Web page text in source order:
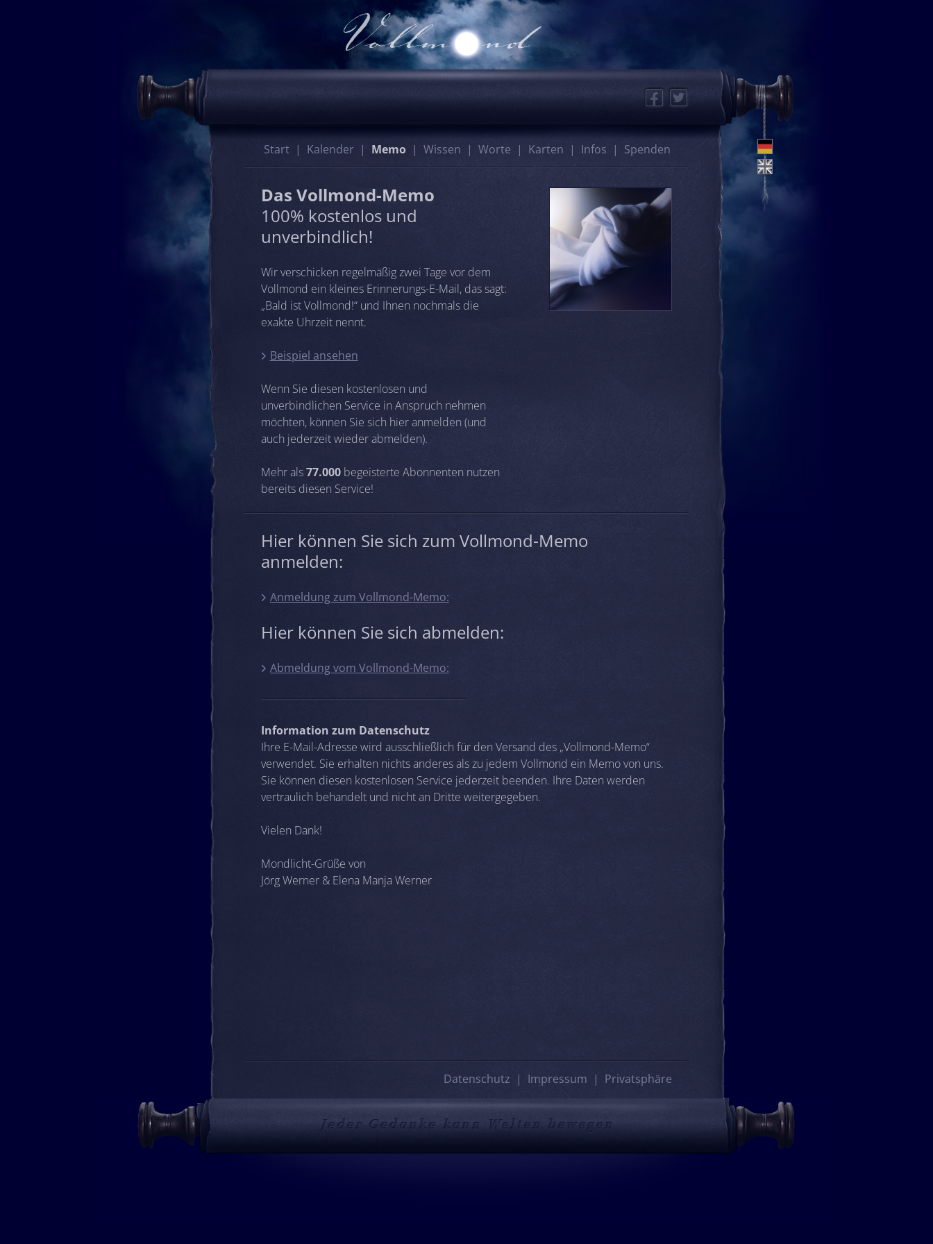
Facebook
Twitter
Start Kalender Memo Wissen Worte Karten Infos Spenden
Das Vollmond-Memo
100% kostenlos und
unverbindlich!
Wir verschicken regelmäßig zwei Tage vor dem
Vollmond ein kleines Erinnerungs-E-Mail, das sagt:
„Bald ist Vollmond!“ und Ihnen nochmals die
exakte Uhrzeit nennt.
Beispiel ansehen
Wenn Sie diesen kostenlosen und
unverbindlichen Service in Anspruch nehmen
möchten, können Sie sich hier anmelden (und
auch jederzeit wieder abmelden).
Mehr als77.000 begeisterte Abonnenten nutzen
bereits diesen Service!
Hier können Sie sich zum Vollmond-Memo
anmelden:
Anmeldung zum Vollmond-Memo:
Hier können Sie sich abmelden:
Abmeldung vom Vollmond-Memo:
Information zum Datenschutz
Ihre E-Mail-Adresse wird ausschließlich für den Versand des „Vollmond-Memo“
verwendet. Sie erhalten nichts anderes als zu jedem Vollmond ein Memo von uns.
Sie können diesen kostenlosen Service jederzeit beenden. Ihre Daten werden
vertraulich behandelt und nicht an Dritte weitergegeben.
Vielen Dank!
Mondlicht-Grüße von
Jörg Werner & Elena Manja Werner
Datenschutz Impressum Privatsphäre